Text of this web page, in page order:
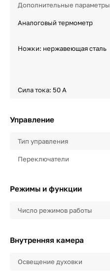
Дополнительные параметры
Аналоговый термометр
Ножки: нержавеющая сталь
Сила тока: 50 A
Управление
Тип управления
Переключатели
Режимы и функции
Число режимов работы
Внутренняя камера
Освещение духовки